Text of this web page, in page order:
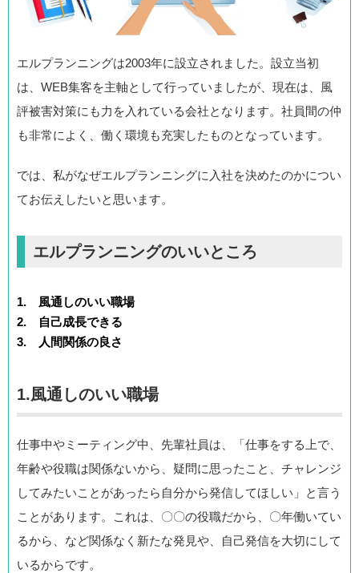
エルプランニングは2003年に設立されました。設立当初
は、WEB集客を主軸として行っていましたが、現在は、風
評被害対策にも力を入れている会社となります。社員間の仲
も非常によく、働く環境も充実したものとなっています。
では、私がなぜエルプランニングに入社を決めたのかについ
てお伝えしたいと思います。
エルプランニングのいいところ
1. 風通しのいい職場
2. 自己成長できる
3. 人間関係の良さ
1.風通しのいい職場
仕事中やミーティング中、先輩社員は、「仕事をする上で、
年齢や役職は関係ないから、疑問に思ったこと、チャレンジ
してみたいことがあったら自分から発信してほしい」と言う
ことがあります。これは、〇〇の役職だから、〇年働いてい
るから、など関係なく新たな発見や、自己発信を大切にして
いるからです。